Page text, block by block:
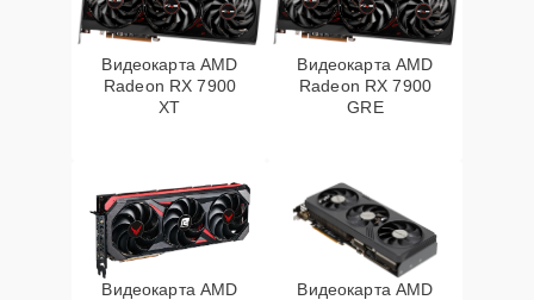
Видеокарта AMD
Radeon RX 7900
XT
Видеокарта AMD
Radeon RX 7900
GRE
Видеокарта AMD
Видеокарта AMD